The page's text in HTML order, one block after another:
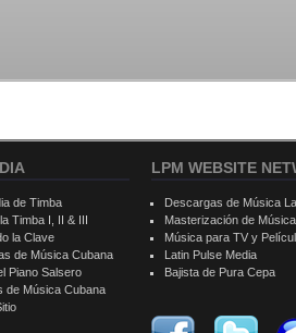
de Timba
Timba I, II & III
la Clave
de Música Cubana
Piano Salsero
de Música Cubana
LPM WEBSITE
Descargas de Música
Masterización de
Música para TV y
Latin Pulse Media
Bajista de Pura Cepa